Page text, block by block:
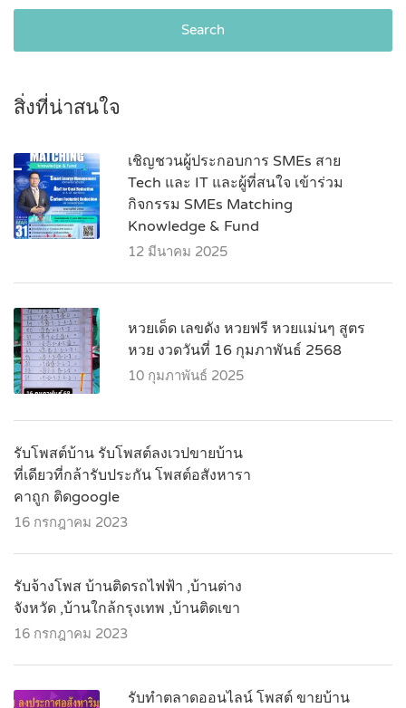
Search
สิ่งที่น่าสนใจ
เชิญชวนผู้ประกอบการ SMEs สาย
Tech และ IT และผู้ที่สนใจ เข้าร่วม
กิจกรรม SMEs Matching
Knowledge & Fund
12 มีนาคม 2025
หวยเด็ด เลขดัง หวยฟรี หวยแม่นๆ สูตร
หวย งวดวันที่ 16 กุมภาพันธ์ 2568
10 กุมภาพันธ์ 2025
รับโพสต์บ้าน รับโพสต์ลงเวปขายบ้าน
ที่เดียวที่กล้ารับประกัน โพสต์อสังหารา
คาถูก ติดgoogle
16 กรกฎาคม 2023
รับจ้างโพส บ้านติดรถไฟฟ้า ,บ้านต่าง
จังหวัด ,บ้านใกล้กรุงเทพ ,บ้านติดเขา
16 กรกฎาคม 2023
รับทำตลาดออนไลน์ โพสต์ ขายบ้าน